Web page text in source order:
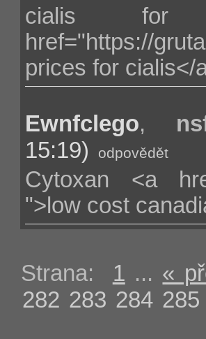
cialis for
href="https://
prices for cialis</
Ewnfclego,
15:19)
odpovědět
Cytoxan <a
">low cost
Strana: 1 ... «
282 283 284 285